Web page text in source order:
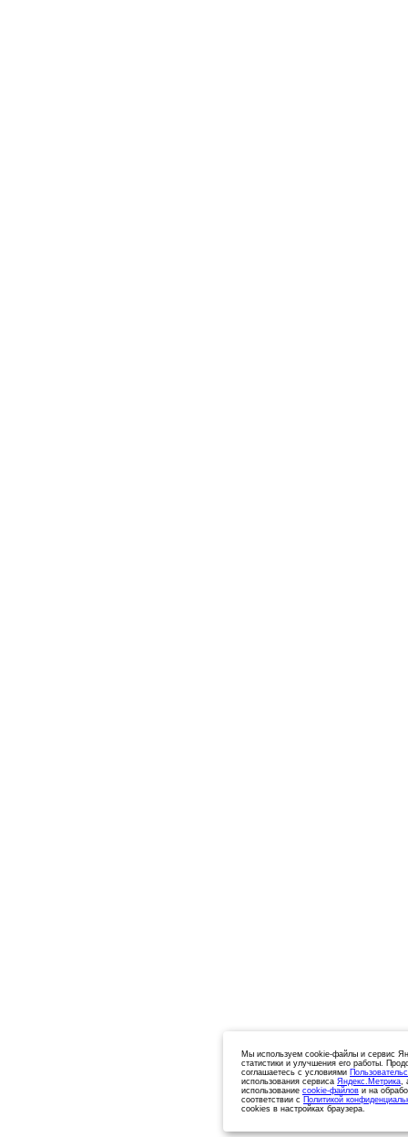
Мы используем cookie-файлы и сервис
статистики и улучшения его работы.
соглашаетесь с условиями
использования сервиса Яндекс.Метрика,
использование cookie-файлов и на
соответствии с Политикой
cookies в настройках браузера.